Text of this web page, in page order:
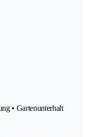
• Gartenunterhalt